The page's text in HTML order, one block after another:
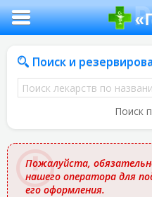
Поиск и
Поиск
лекарств
названию
Поиск
Пожалуйста,
нашего оператора для
его оформления.